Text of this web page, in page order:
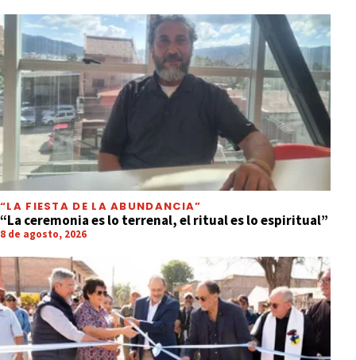
“LA FIESTA DE LA ABUNDANCIA”
“La ceremonia es lo terrenal, el ritual es lo espiritual”
8 de agosto, 2026